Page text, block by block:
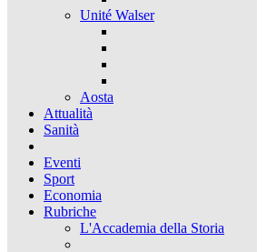
Unité Walser
Aosta
Attualità
Sanità
Eventi
Sport
Economia
Rubriche
L'Accademia della Storia